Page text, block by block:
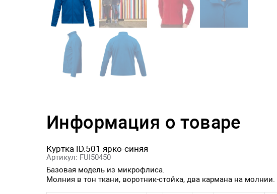
Информация о товаре
Куртка ID.501 ярко-синяя
Артикул: FUI50450
Базовая модель из микрофлиса.
Молния в тон ткани, воротник-стойка, два кармана на молнии.